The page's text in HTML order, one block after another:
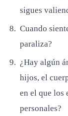
sigues
Cuando
paraliza?
¿Hay algún
hijos, el
en el que los
personales?